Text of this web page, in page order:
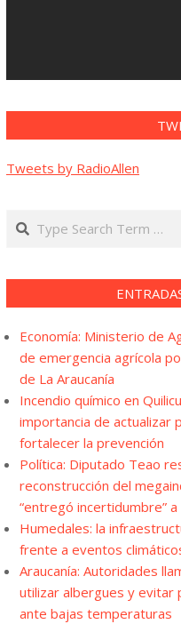
Tweets by RadioAllen
Search
Economía: Ministerio de
de emergencia agrícola
de La Araucanía
Incendio químico en
importancia de actualizar
fortalecer la prevención
Política: Diputado Teao
reconstrucción del
“entregó incertidumbre”
Humedales: la
frente a eventos
Araucanía: Autoridades
utilizar albergues y evitar
ante bajas temperaturas